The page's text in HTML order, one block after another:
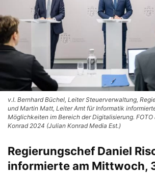
v.l. Bernhard Büchel, Leiter Steuerverwaltung,
und Martin Matt, Leiter Amt für Informatik
Möglichkeiten im Bereich der Digitalisierung. FOTO
Konrad 2024 (Julian Konrad Media Est.)
Regierungschef Daniel
informierte am Mittwoch,